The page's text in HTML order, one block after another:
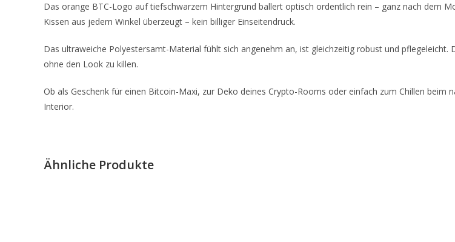
Das orange BTC-Logo auf tiefschwarzem Hintergrund ballert optisch ordentlich rein – ganz nach dem
Kissen aus jedem Winkel überzeugt – kein billiger Einseitendruck.
Das ultraweiche Polyestersamt-Material fühlt sich angenehm an, ist gleichzeitig robust und pflegeleicht.
ohne den Look zu killen.
Ob als Geschenk für einen Bitcoin-Maxi, zur Deko deines Crypto-Rooms oder einfach zum Chillen beim
Interior.
Ähnliche Produkte